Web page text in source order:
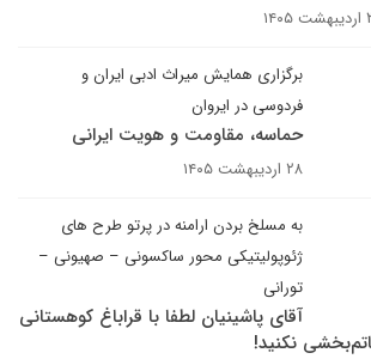
برگزاری همایش میراث ادبی ایران و
فردوسی در ایروان
حماسه، مقاومت و هویت ایرانی
۲۸ اردیبهشت ۱۴۰۵
به مسلخ بردن ارامنه در پرتو طرح های
ژئوپولیتیکی محور ساکسونی – صهیونی –
تورانی
آقای پاشینیان لطفا با قراباغ کوهستانی
نکنید!